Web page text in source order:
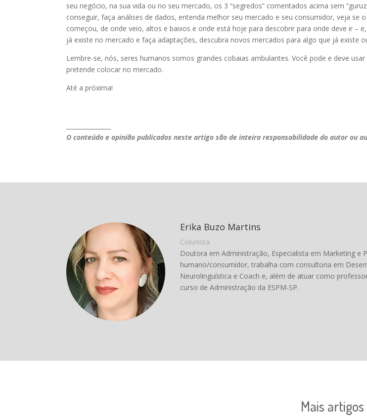
seu negócio, na sua vida ou no seu mercado, os 3 “segredos” comentados acima sem
conseguir, faça análises de dados, entenda melhor seu mercado e seu consumidor, veja
começou, de onde veio, altos e baixos e onde está hoje para descobrir para onde deve ir
já existe no mercado e faça adaptações, descubra novos mercados para algo que já existe
Lembre-se, nós, seres humanos somos grandes cobaias ambulantes. Você pode e deve
pretende colocar no mercado.
Até a próxima!
O conteúdo e opinião publicados neste artigo são de inteira responsabilidade do autor ou
Erika Buzo Martins
Colunista
Doutora em Administração, Especialista em Marketing
humano/consumidor, trabalha com consultoria em
Neurolinguística e Coach e, além de atuar como
curso de Administração da ESPM-SP.
Mais artigos